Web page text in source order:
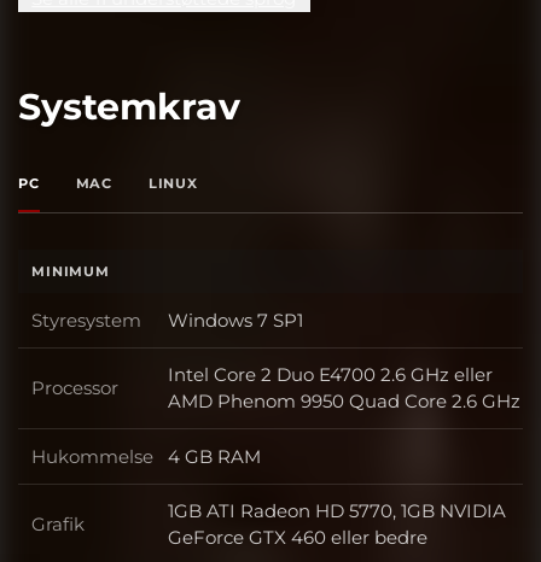
Systemkrav
PC MAC LINUX
MINIMUM
Styresystem Styresystem
Windows 7 SP1
Processor Processor
Intel Core 2 Duo E4700 2.6 GHz eller
AMD Phenom 9950 Quad Core 2.6 GHz
Hukommelse Hukommelse
4 GB RAM
Grafik Grafik
1GB ATI Radeon HD 5770, 1GB NVIDIA
GeForce GTX 460 eller bedre